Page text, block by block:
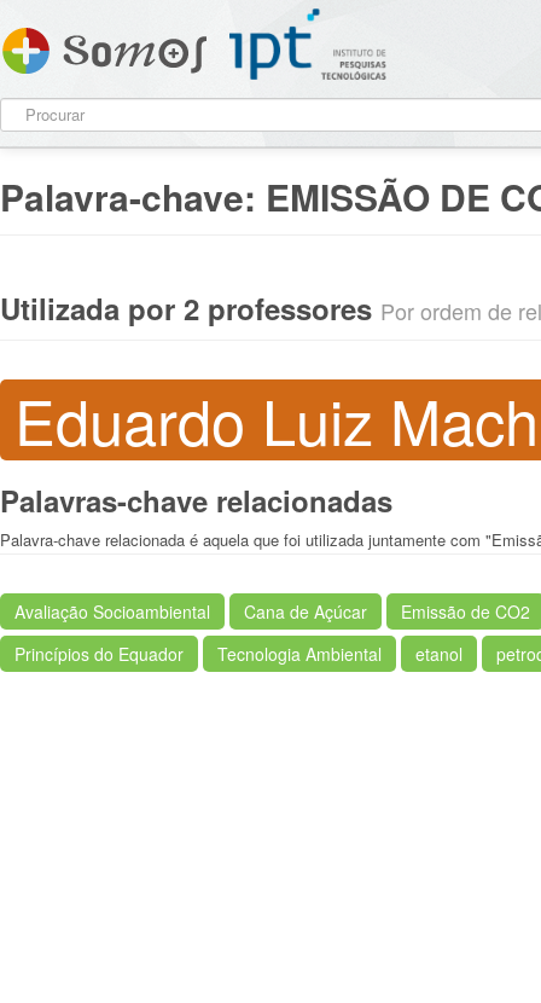
Palavra-chave: EMISSÃO DE
Utilizada por 2 professores Por ordem de
Eduardo Luiz
Palavras-chave relacionadas
Palavra-chave relacionada é aquela que foi utilizada juntamente com
Avaliação Socioambiental Cana de Açúcar
Emissão de CO2
Princípios do Equador
Tecnologia Ambiental etanol